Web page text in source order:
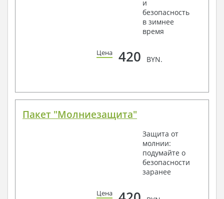
и
безопасность
в зимнее
время
Цена 420 BYN.
Пакет "Молниезащита"
Защита от
молнии:
подумайте о
безопасности
заранее
Цена